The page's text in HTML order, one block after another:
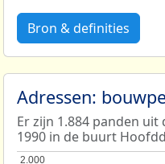
Bron & definities
Adressen:
Er zijn 1.884 panden
1990 in de buurt
2.000
2.000